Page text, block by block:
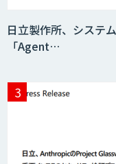
日立製作所、システ
「Agent…